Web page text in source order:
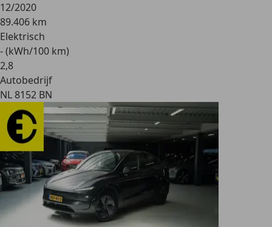
12/2020
89.406 km
Elektrisch
- (kWh/100 km)
2,8
Autobedrijf
NL 8152 BN